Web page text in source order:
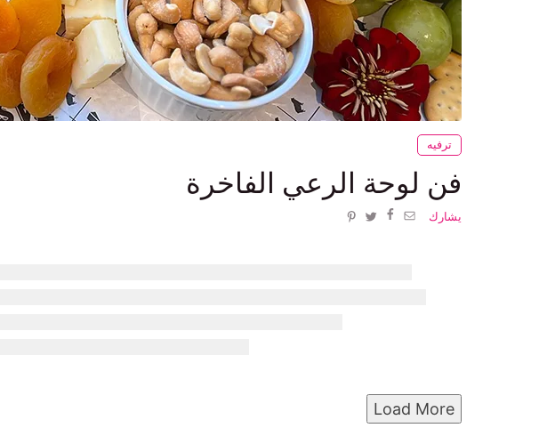
ترفيه
فن لوحة الرعي الفاخرة
يشارك
Load More